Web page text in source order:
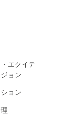
エクイテ
ョン
ョン